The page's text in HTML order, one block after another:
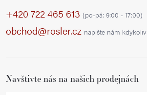
+420 722 465 613 (po-pá: 9:00 - 17:00)
obchod@rosler.cz napište nám kdykoliv
Navštivte nás na našich prodejnách